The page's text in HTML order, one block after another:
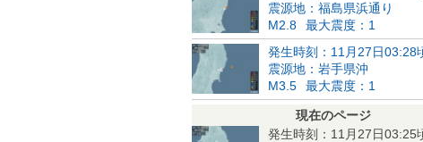
震源地：福島県浜通り
M2.8
最大震度：1
発生時刻：11月27日03:28
震源地：岩手県沖
M3.5
最大震度：1
現在のページ
発生時刻：11月27日03:25